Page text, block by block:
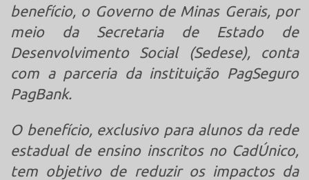
benefício, o Governo de Minas Gerais, por
meio da Secretaria de Estado de
Desenvolvimento Social (Sedese), conta
com a parceria da instituição PagSeguro
PagBank.
O benefício, exclusivo para alunos da rede
estadual de ensino inscritos no CadÚnico,
tem objetivo de reduzir os impactos da